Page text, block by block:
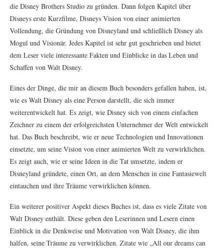
die Disney Brothers Studio zu gründen. Dann folgen Kapitel über
Disneys erste Kurzfilme, Disneys Vision von einer animierten
Vollendung, die Gründung von Disneyland und schließlich Disney als
Mogul und Visionär. Jedes Kapitel ist sehr gut geschrieben und bietet
dem Leser viele interessante Fakten und Einblicke in das Leben und
Schaffen von Walt Disney.
Eines der Dinge, die mir an diesem Buch besonders gefallen haben, ist,
wie es Walt Disney als eine Person darstellt, die sich immer
weiterentwickelt hat. Es zeigt, wie Disney sich von einem einfachen
Zeichner zu einem der erfolgreichsten Unternehmer der Welt entwickelt
hat. Das Buch beschreibt, wie er neue Technologien und Innovationen
einsetzte, um seine Vision von einer animierten Welt zu verwirklichen.
Es zeigt auch, wie er seine Ideen in die Tat umsetzte, indem er
Disneyland gründete, einen Ort, an dem Menschen in eine Fantasiewelt
eintauchen und ihre Träume verwirklichen können.
Ein weiterer positiver Aspekt dieses Buches ist, dass es viele Zitate von
Walt Disney enthält. Diese geben den Leserinnen und Lesern einen
Einblick in die Denkweise und Motivation von Walt Disney, die ihm
halfen, seine Träume zu verwirklichen. Zitate wie „All our dreams can